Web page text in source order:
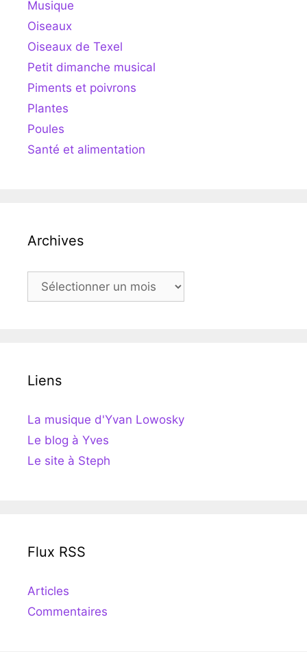
Musique
Oiseaux
Oiseaux de Texel
Petit dimanche musical
Piments et poivrons
Plantes
Poules
Santé et alimentation
Archives
Archives
Liens
La musique d'Yvan Lowosky
Le blog à Yves
Le site à Steph
Flux RSS
Articles
Commentaires